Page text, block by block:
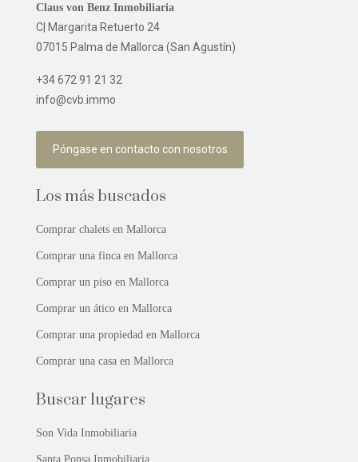
Claus von Benz Inmobiliaria
C| Margarita Retuerto 24
07015 Palma de Mallorca (San Agustín)
+34 672 91 21 32
info@cvb.immo
Póngase en contacto con nosotros
Los más buscados
Comprar chalets en Mallorca
Comprar una finca en Mallorca
Comprar un piso en Mallorca
Comprar un ático en Mallorca
Comprar una propiedad en Mallorca
Comprar una casa en Mallorca
Buscar lugares
Son Vida Inmobiliaria
Santa Ponsa Inmobiliaria